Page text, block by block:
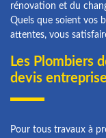
rénovation et du
Quels que soient vos
attentes, vous
Les Plombiers
devis
Pour tous travaux à